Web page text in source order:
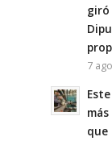
giró
7
que